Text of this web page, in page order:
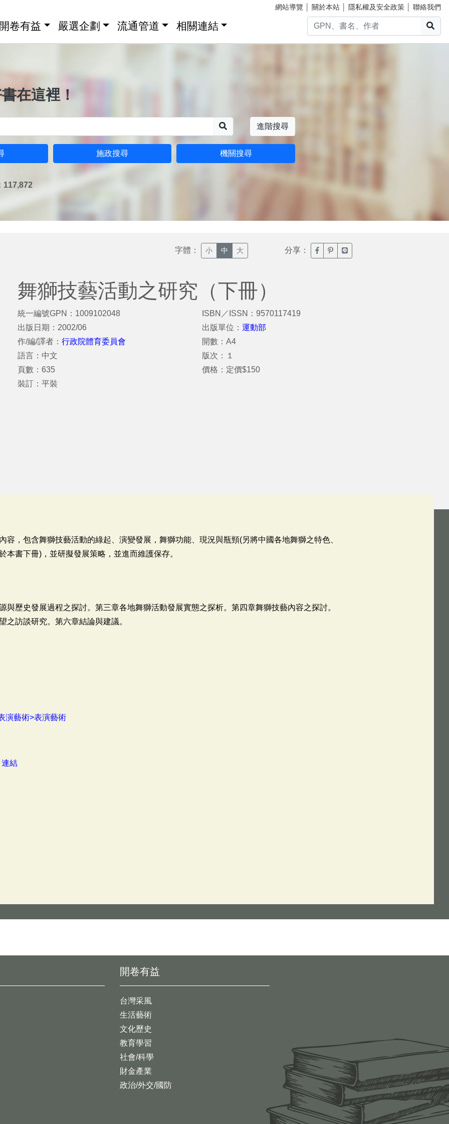
網站導覽 關於本站 隱私權及安全政策 聯絡我們
卷有益 嚴選企劃 流通管道 相關連結
在這裡！
進階搜尋
施政搜尋 機關搜尋
117,872
字體： 小 中 大 分享： 臉書分享(另開新視窗)
噗浪分享(另開新視窗)
Line分享(另開新視窗)
舞獅技藝活動之研究（下冊）
統一編號GPN：1009102048
出版日期：2002/06
作/編/譯者： 行政院體育委員會
語言：中文
頁數：635
裝訂：平裝
ISBN／ISSN：9570117419
出版單位：運動部
開數：A4
版次：１
價格：定價$150
容，包含舞獅技藝活動的綠起、演變發展，舞獅功能、現況與瓶頸(另將中國各地舞獅之特色、
本書下冊)，並研擬發展策略，並進而維護保存。
與歷史發展過程之探討。第三章各地舞獅活動發展實態之探析。第四章舞獅技藝內容之探討。
之訪談研究。第六章結論與建議。
演藝術>表演藝術
連結
開卷有益
台灣采風
生活藝術
文化歷史
教育學習
社會/科學
財金產業
政治/外交/國防